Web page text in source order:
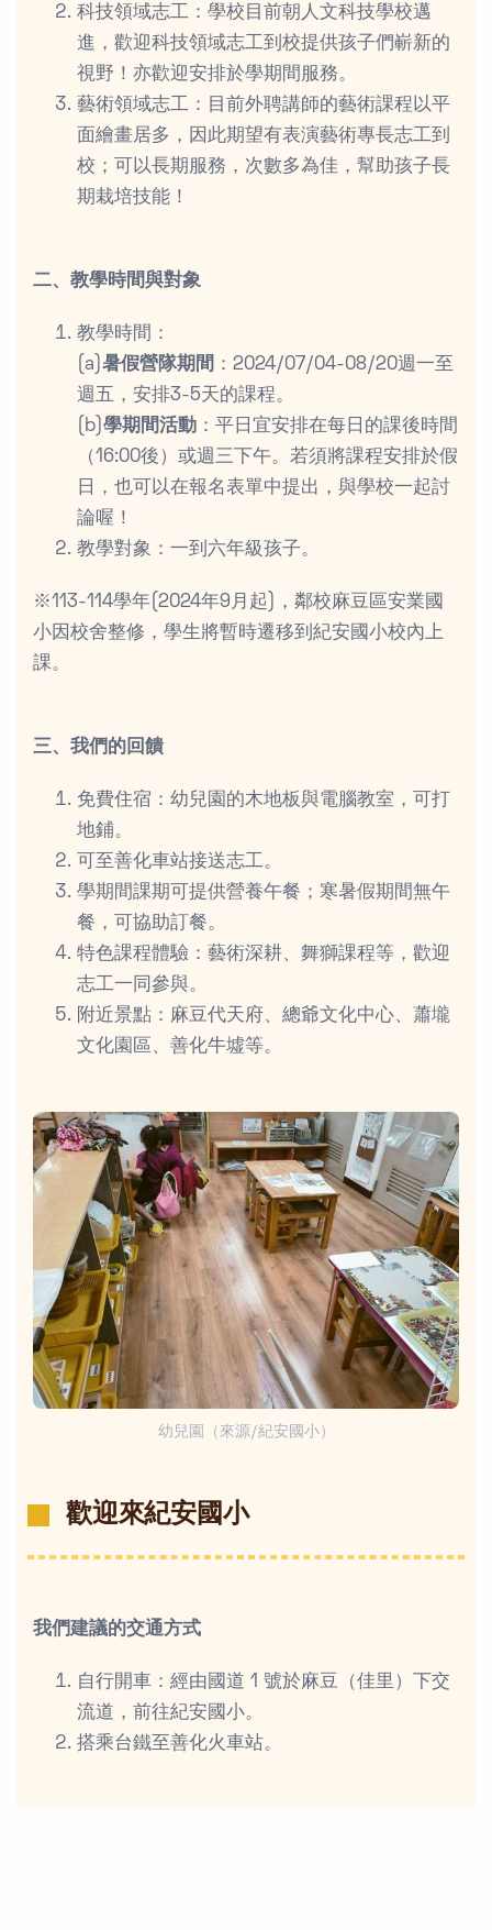
科技領域志工：學校目前朝人文科技學校邁
進，歡迎科技領域志工到校提供孩子們嶄新的
視野！亦歡迎安排於學期間服務。
藝術領域志工：目前外聘講師的藝術課程以平
面繪畫居多，因此期望有表演藝術專長志工到
校；可以長期服務，次數多為佳，幫助孩子長
期栽培技能！
二、教學時間與對象
教學時間：
(a) 暑假營隊期間 ：2024/07/04-08/20週一至
週五，安排3-5天的課程。
(b) 學期間活動 ：平日宜安排在每日的課後時間
（16:00後）或週三下午。若須將課程安排於假
日，也可以在報名表單中提出，與學校一起討
論喔！
教學對象：一到六年級孩子。
※113-114學年(2024年9月起)，鄰校麻豆區安業國
小因校舍整修，學生將暫時遷移到紀安國小校內上
課。
三、我們的回饋
免費住宿：幼兒園的木地板與電腦教室，可打
地鋪。
可至善化車站接送志工。
學期間課期可提供營養午餐；寒暑假期間無午
餐，可協助訂餐。
特色課程體驗：藝術深耕、舞獅課程等，歡迎
志工一同參與。
附近景點：麻豆代天府、總爺文化中心、蕭壠
文化園區、善化牛墟等。
幼兒園（來源/紀安國小）
歡迎來紀安國小
我們建議的交通方式
自行開車：經由國道 1 號於麻豆（佳里）下交
流道，前往紀安國小。
搭乘台鐵至善化火車站。